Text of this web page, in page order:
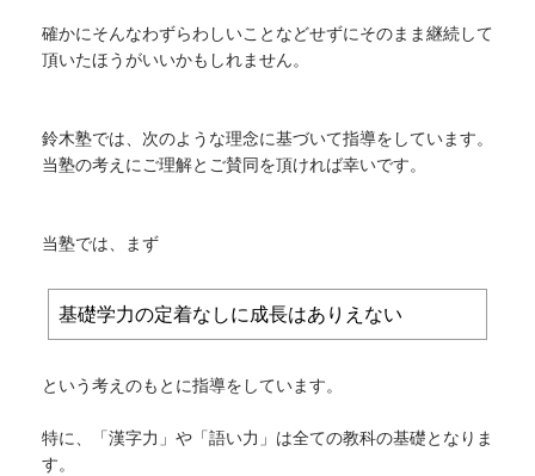
確かにそんなわずらわしいことなどせずにそのまま継続して
頂いたほうがいいかもしれません。
鈴木塾では、次のような理念に基づいて指導をしています。
当塾の考えにご理解とご賛同を頂ければ幸いです。
当塾では、まず
基礎学力の定着なしに成長はありえない
という考えのもとに指導をしています。
特に、「漢字力」や「語い力」は全ての教科の基礎となりま
す。